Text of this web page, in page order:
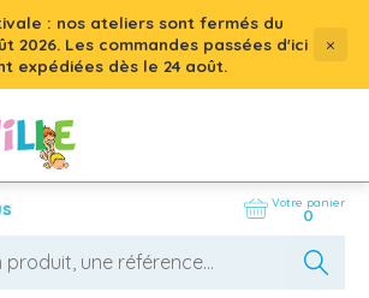
: nos ateliers sont fermés du
2026. Les commandes passées d'ici
expédiées dès le 24 août.
×
Votre panier
0